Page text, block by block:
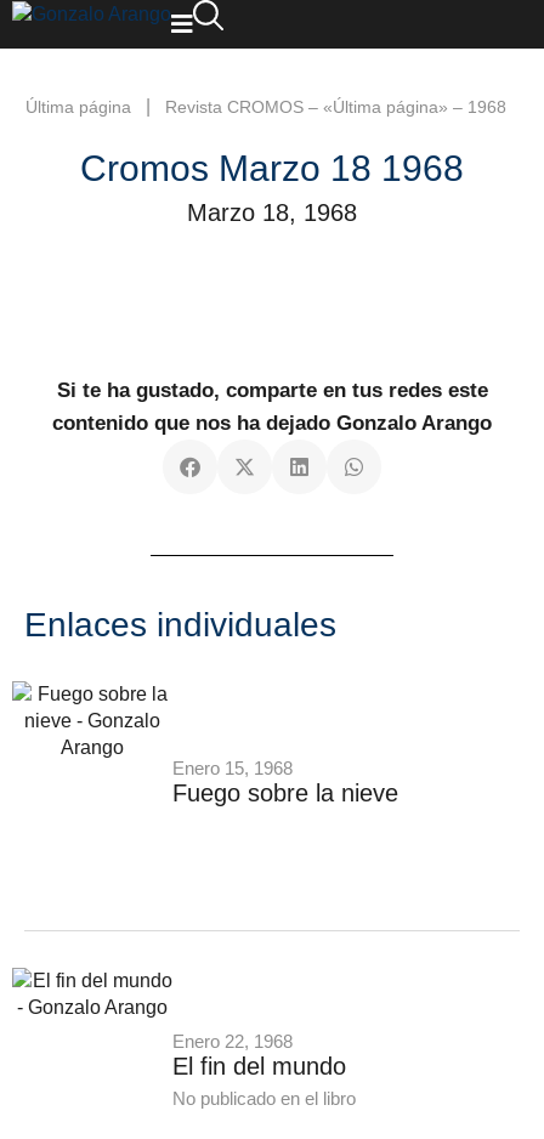
Última página Revista CROMOS – «Última página» – 1968
Cromos Marzo 18 1968
Marzo 18, 1968
Si te ha gustado, comparte en tus redes este
contenido que nos ha dejado Gonzalo Arango
Enlaces individuales
Enero 15, 1968
Fuego sobre la nieve
Enero 22, 1968
El fin del mundo
No publicado en el libro